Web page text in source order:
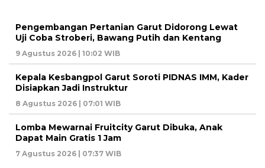
Pengembangan Pertanian Garut Didorong Lewat
Uji Coba Stroberi, Bawang Putih dan Kentang
9 Agustus 2026 | 10:02 WIB
Kepala Kesbangpol Garut Soroti PIDNAS IMM, Kader
Disiapkan Jadi Instruktur
8 Agustus 2026 | 07:01 WIB
Lomba Mewarnai Fruitcity Garut Dibuka, Anak
Dapat Main Gratis 1 Jam
7 Agustus 2026 | 07:37 WIB